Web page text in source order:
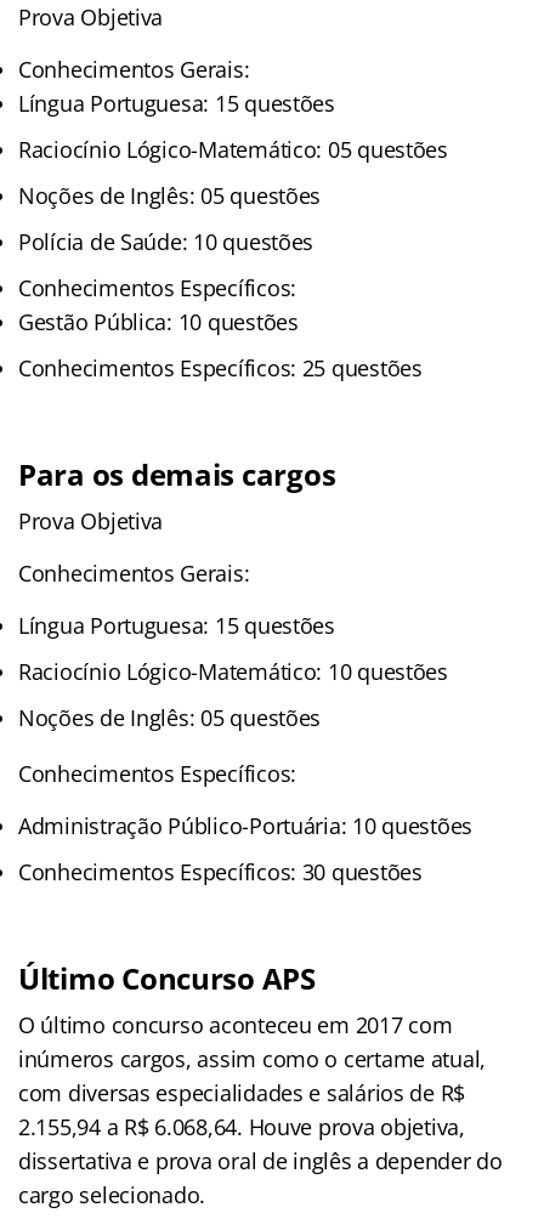
Prova Objetiva
Conhecimentos Gerais:
Língua Portuguesa: 15 questões
Raciocínio Lógico-Matemático: 05 questões
Noções de Inglês: 05 questões
Polícia de Saúde: 10 questões
Conhecimentos Específicos:
Gestão Pública: 10 questões
Conhecimentos Específicos: 25 questões
Para os demais cargos
Prova Objetiva
Conhecimentos Gerais:
Língua Portuguesa: 15 questões
Raciocínio Lógico-Matemático: 10 questões
Noções de Inglês: 05 questões
Conhecimentos Específicos:
Administração Público-Portuária: 10 questões
Conhecimentos Específicos: 30 questões
Último Concurso APS
O último concurso aconteceu em 2017 com
inúmeros cargos, assim como o certame atual,
com diversas especialidades e salários de R$
2.155,94 a R$ 6.068,64. Houve prova objetiva,
dissertativa e prova oral de inglês a depender do
cargo selecionado.